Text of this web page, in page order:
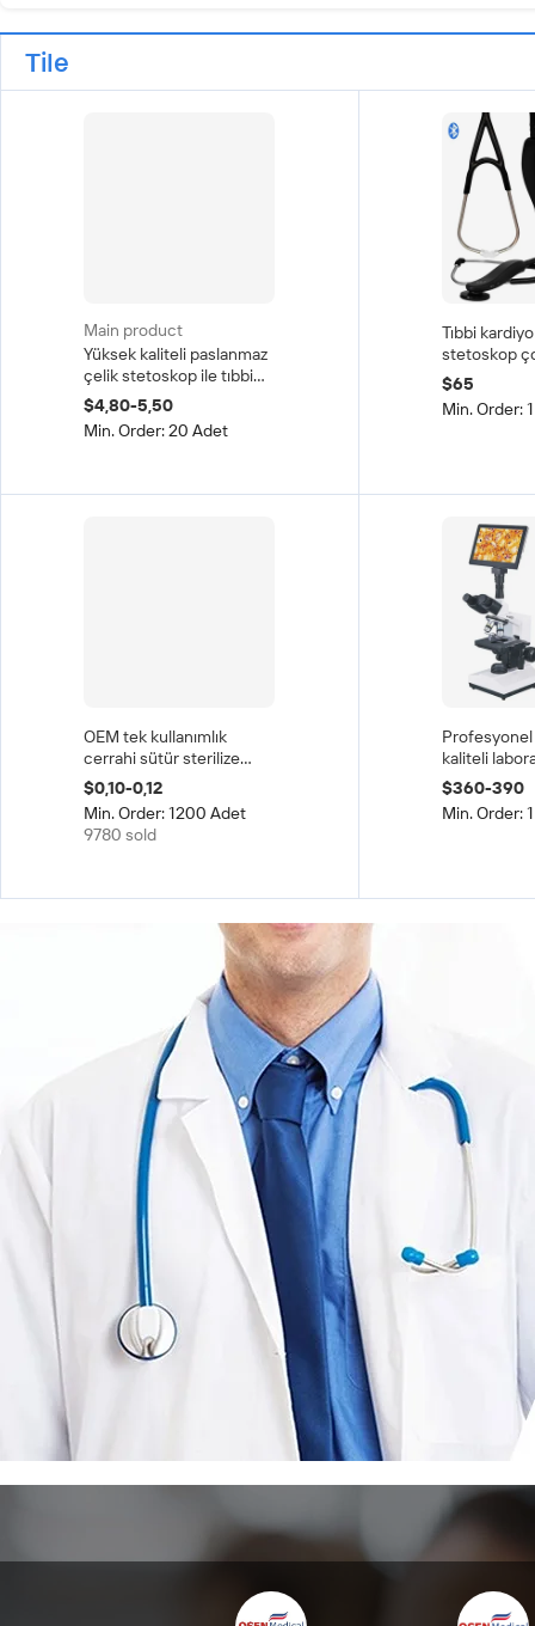
Tile
Main product
Yüksek kaliteli paslanmaz
çelik stetoskop ile tıbbi
klasik II çift başlı
stetoskop
$4,80-5,50
Min. Order: 20 Adet
Tıbbi
stetoskop
fonksiyonlu
elektronik
$65
Min. Order:
OEM tek kullanımlık
cerrahi sütür sterilize
PGA poliglikolik asit
sentetik cerrahi alet kiti
cerrahi iğneler sütür
$0,10-0,12
Min. Order: 1200 Adet
9780 sold
kaliteli
göz
40X-2500X
mikroskop
$360-390
Min. Order: